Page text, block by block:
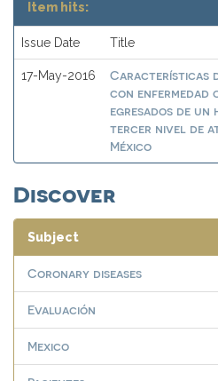
Item hits:
Issue Date Title
17-May-2016
Características
con enfermedad
egresados de un
tercer nivel de
México
Discover
Subject
Coronary diseases
Evaluación
Mexico